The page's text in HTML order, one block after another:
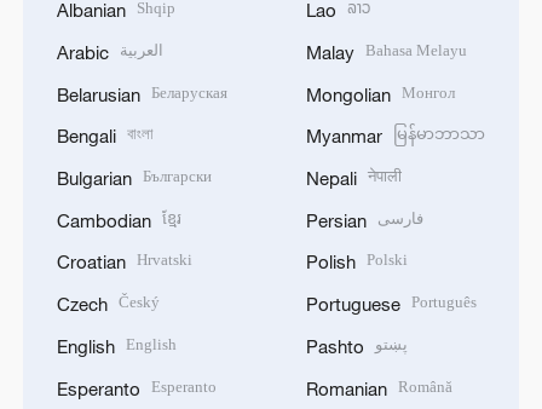
Albanian Shqip
Arabic العربية
Belarusian Беларуская
Bengali বাংলা
Bulgarian Български
Cambodian ខ្មែរ
Croatian Hrvatski
Czech Český
English English
Esperanto Esperanto
Lao ລາວ
Malay Bahasa Melayu
Mongolian Монгол
Myanmar မြန်မာဘာသာ
Nepali नेपाली
Persian فارسی
Polish Polski
Portuguese Português
Pashto پښتو
Romanian Română